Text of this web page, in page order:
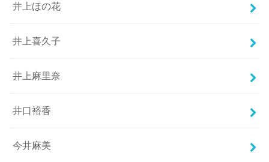
井上ほの花
井上喜久子
井上麻里奈
井口裕香
今井麻美